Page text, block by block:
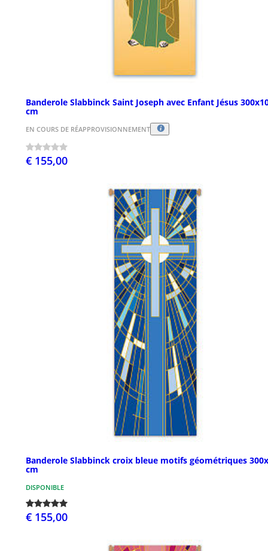
Banderole Slabbinck Saint Joseph avec Enfant Jésus
cm
EN COURS DE RÉAPPROVISIONNEMENT
€ 155,00
Banderole Slabbinck croix bleue motifs géométriques
cm
DISPONIBLE
€ 155,00